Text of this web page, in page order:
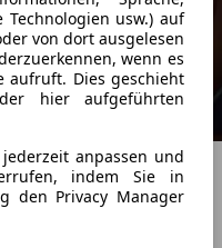
usw.) auf
von dort ausgelesen
wenn es
aufruft. Dies geschieht
hier aufgeführten
anpassen und
indem Sie in
den Privacy Manager
Der
einen radikalen